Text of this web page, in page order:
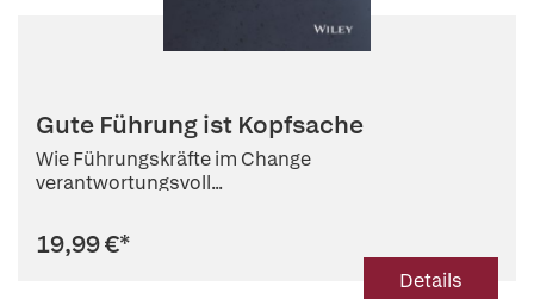
Gute Führung ist Kopfsache
Wie Führungskräfte im Change
verantwortungsvoll...
19,99 €*
Details